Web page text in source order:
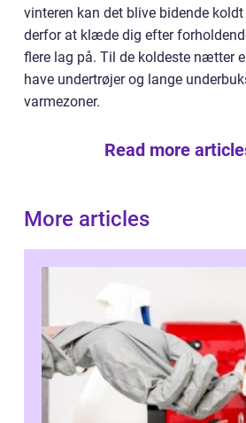
vinteren kan det blive bidende
derfor at klæde dig efter
flere lag på. Til de koldeste nætter
have undertrøjer og lange
varmezoner.
Read more
More articles